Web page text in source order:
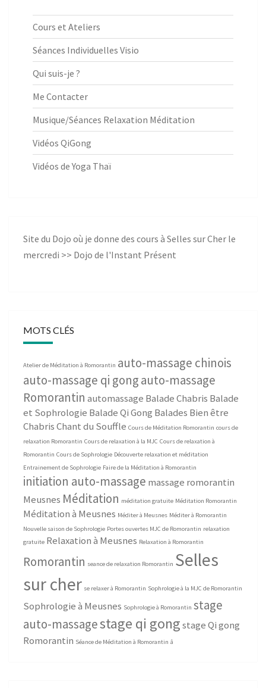
Cours et Ateliers
Séances Individuelles Visio
Qui suis-je ?
Me Contacter
Musique/Séances Relaxation Méditation
Vidéos QiGong
Vidéos de Yoga Thaï
Site du Dojo où je donne des cours à Selles sur Cher le
mercredi >> Dojo de l'Instant Présent
MOTS CLÉS
Atelier de Méditation à Romorantin auto-massage chinois
auto-massage qi gongauto-massage
Romorantin automassage Balade Chabris Balade
et Sophrologie Balade Qi Gong Balades Bien être
ChabrisChant du Souffle Cours de Méditation Romorantin cours de
relaxation Romorantin Cours de relaxation à la MJC Cours de relaxation à
Romorantin Cours de Sophrologie Découverte relaxation et méditation
Entrainement de Sophrologie Faire de la Méditation à Romorantin
initiation auto-massage massage romorantin
Meusnes Méditation méditation gratuite Méditation Romorantin
Méditation à Meusnes Méditer à Meusnes Méditer à Romorantin
Nouvelle saison de Sophrologie Portes ouvertes MJC de Romorantin relaxation
gratuite Relaxation à Meusnes Relaxation à Romorantin
Romorantin seance de relaxation Romorantin Selles
sur cher se relaxer à Romorantin Sophrologie à la MJC de Romorantin
Sophrologie à Meusnes Sophrologie à Romorantin stage
auto-massagestage qi gongstage Qi gong
Romorantin Séance de Méditation à Romorantin â